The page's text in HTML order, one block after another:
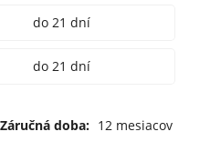
do 21 dní
do 21 dní
Záručná doba: 12 mesiacov